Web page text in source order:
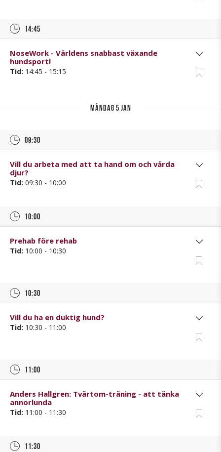
14:45
NoseWork - Världens snabbast växande
hundsport!
Tid: 14:45 - 15:15
måndag 5 jan
09:30
Vill du arbeta med att ta hand om och vårda
djur?
Tid: 09:30 - 10:00
10:00
Prehab före rehab
Tid: 10:00 - 10:30
10:30
Vill du ha en duktig hund?
Tid: 10:30 - 11:00
11:00
Anders Hallgren: Tvärtom-träning - att tänka
annorlunda
Tid: 11:00 - 11:30
11:30